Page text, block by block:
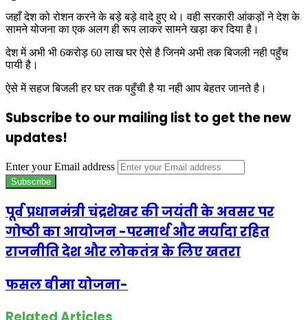
जहाँ देश को रोशन करने के बड़े बड़े वादे हुए थे। वही सरकारी आंकड़ों ने देश के
सामने योजना का एक अलग ही रूप लाकर सामने खड़ा कर दिया है।
देश में अभी भी 6करोड़ 60 लाख घर ऐसे है जिनमे अभी तक बिजली नही पहुँच
पायी है।
ऐसे में सहज बिजली हर घर तक पहुँची है या नही आप बेहतर जानते है।
Subscribe to our mailing list to get the new
updates!
Enter your Email address
पूर्व प्रधानमंत्री चंद्रशेखर की जयंती के अवसर पर
गोष्ठी का आयोजन -परमार्थ और मर्यादा रहित
राजनीति देश और लोकतंत्र के लिए खतरा
फसल बीमा योजना-